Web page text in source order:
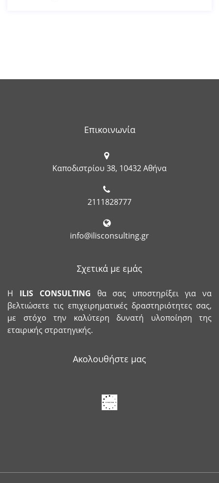
Επικοινωνία
Καποδιστρίου 38, 10432 Αθήνα
2111828777
info@ilisconsulting.gr
Σχετικά με εμάς
Η ILIS CONSULTING θα σας υποστηρίξει για να
βελτιώσετε τις επιχειρηματικές δραστηριότητες σας,
με στόχο την καλύτερη δυνατή υλοποίηση της
εταιρικής στρατηγικής.
Ακολουθήστε μας